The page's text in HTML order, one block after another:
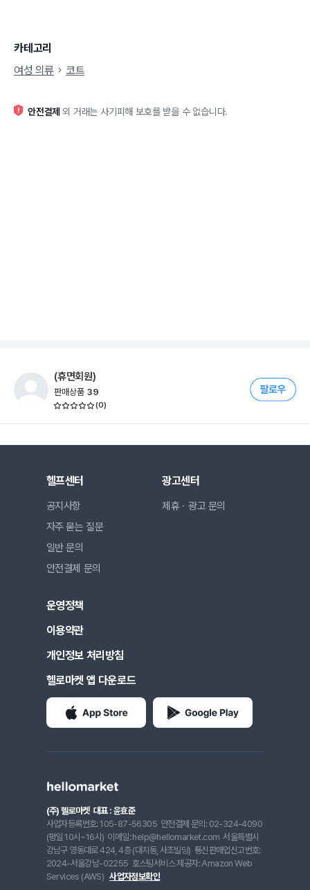
카테고리
여성 의류
코트
안전결제 외 거래는 사기피해 보호를 받을 수 없습니다.
(휴면회원)
판매상품 39
(0)
헬프센터
공지사항
자주 묻는 질문
일반 문의
안전결제 문의
광고센터
제휴ㆍ광고 문의
운영정책
이용약관
개인정보 처리방침
헬로마켓 앱 다운로드
(주) 헬로마켓 대표 : 윤효준
사업자등록번호: 105-87-56305 안전결제 문의: 02-324-4090
(평일 10시~16시) 이메일: help@hellomarket.com 서울특별시
강남구 영동대로 424, 4층 (대치동, 사조빌딩) 통신판매업신고번호:
2024-서울강남-02255 호스팅서비스 제공자: Amazon Web
Services (AWS) 사업자정보확인